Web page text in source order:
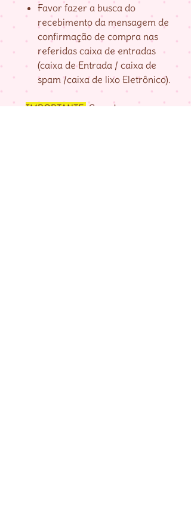
Favor fazer a busca do
recebimento da mensagem de
confirmação de compra nas
referidas caixa de entradas
(caixa de Entrada / caixa de
spam /caixa de lixo Eletrônico).
IMPORTANTE: Guarde seu